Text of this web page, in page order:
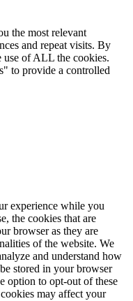
the most relevant
and repeat visits. By
of ALL the cookies.
to provide a controlled
experience while you
the cookies that are
browser as they are
of the website. We
and understand how
stored in your browser
option to opt-out of these
may affect your